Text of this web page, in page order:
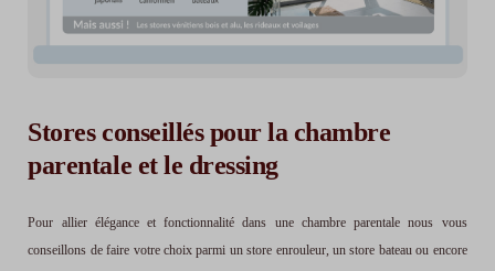
Stores conseillés pour la chambre
parentale et le dressing
Pour allier élégance et fonctionnalité dans une chambre parentale nous vous
conseillons de faire votre choix parmi un store enrouleur, un store bateau ou encore